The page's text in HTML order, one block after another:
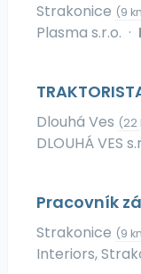
Strakonice (9
Plasma s.r.o. ·
Dlouhá Ves (22
DLOUHÁ VES
Pracovník
Strakonice (9
Interiors,